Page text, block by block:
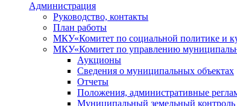
Администрация
Руководство, контакты
План работы
МКУ«Комитет по социальной политике и
МКУ«Комитет по управлению
Аукционы
Сведения о муниципальных объектах
Отчеты
Положения, административные
Муниципальный земельный контроль